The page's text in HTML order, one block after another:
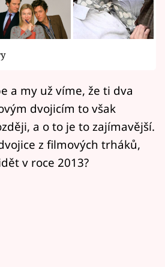
Karlovy Vary
a my už víme, že ti dva
dvojicím to však
a o to je to zajímavější.
z filmových trháků,
v roce 2013?